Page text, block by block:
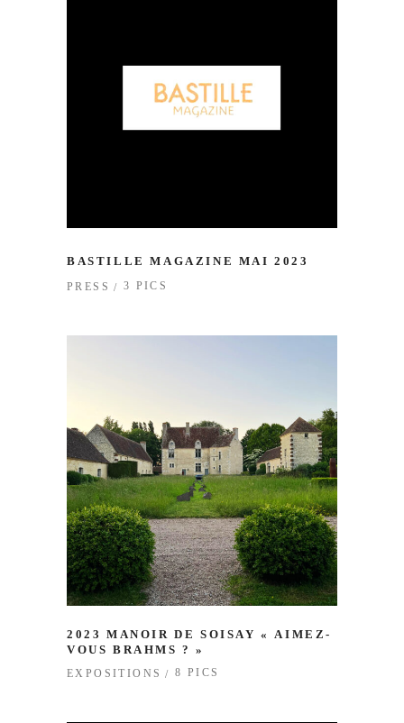
BASTILLE MAGAZINE MAI 2023
PRESS 3 PICS
2023 MANOIR DE SOISAY « AIMEZ-
VOUS BRAHMS ? »
EXPOSITIONS 8 PICS